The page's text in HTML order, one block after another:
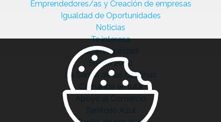
Emprendedores/as y Creación de empresas
Igualdad de Oportunidades
Noticias
Te interesa
Ciberseguridad
Bierzo 2030
La Senda de las Cantinas
Comanda en ruta
Apoyo al Comercio
Territorio Azul